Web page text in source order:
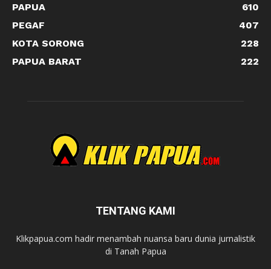
PAPUA
610
PEGAF
407
KOTA SORONG
228
PAPUA BARAT
222
TENTANG KAMI
Klikpapua.com hadir menambah nuansa baru dunia jurnalistik
di Tanah Papua